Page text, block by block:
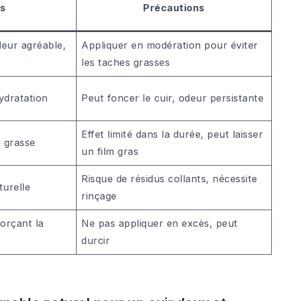
Précautions
agréable,
Appliquer en modération pour éviter
les taches grasses
Peut foncer le cuir, odeur persistante
Effet limité dans la durée, peut laisser
un film gras
Risque de résidus collants, nécessite
rinçage
la
Ne pas appliquer en excès, peut
durcir